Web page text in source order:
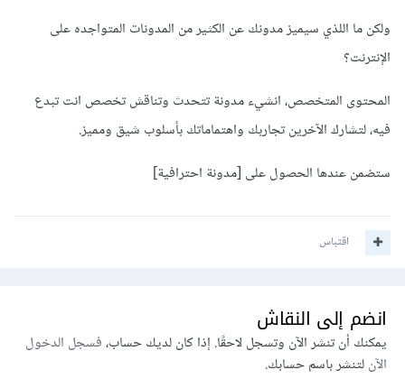
ولكن ما اللذي سيميز مدونك عن الكثير من المدونات المتواجده على
الإنترنت؟
المحتوى المتخصص، انشيء مدونة تتحدث وتناقش تخصص انت تبدع
فيه، لتشارك الآخرين تجاربك واهتماماتك بأسلوب شيق ومميز.
ستضمن عندها الحصول على [مدونة احترافية]
اقتباس
انضم إلى النقاش
يمكنك أن تنشر الآن وتسجل لاحقًا. إذا كان لديك حساب،فسجل الدخول
الآنلتنشر باسم حسابك.